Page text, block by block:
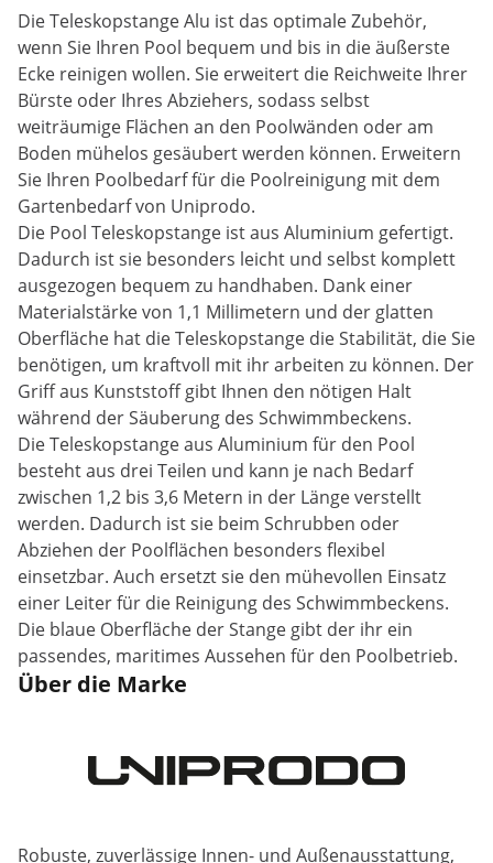
Die Teleskopstange Alu ist das optimale Zubehör,
wenn Sie Ihren Pool bequem und bis in die äußerste
Ecke reinigen wollen. Sie erweitert die Reichweite Ihrer
Bürste oder Ihres Abziehers, sodass selbst
weiträumige Flächen an den Poolwänden oder am
Boden mühelos gesäubert werden können. Erweitern
Sie Ihren Poolbedarf für die Poolreinigung mit dem
Gartenbedarf von Uniprodo.
Die Pool Teleskopstange ist aus Aluminium gefertigt.
Dadurch ist sie besonders leicht und selbst komplett
ausgezogen bequem zu handhaben. Dank einer
Materialstärke von 1,1 Millimetern und der glatten
Oberfläche hat die Teleskopstange die Stabilität, die Sie
benötigen, um kraftvoll mit ihr arbeiten zu können. Der
Griff aus Kunststoff gibt Ihnen den nötigen Halt
während der Säuberung des Schwimmbeckens.
Die Teleskopstange aus Aluminium für den Pool
besteht aus drei Teilen und kann je nach Bedarf
zwischen 1,2 bis 3,6 Metern in der Länge verstellt
werden. Dadurch ist sie beim Schrubben oder
Abziehen der Poolflächen besonders flexibel
einsetzbar. Auch ersetzt sie den mühevollen Einsatz
einer Leiter für die Reinigung des Schwimmbeckens.
Die blaue Oberfläche der Stange gibt der ihr ein
passendes, maritimes Aussehen für den Poolbetrieb.
Über die Marke
Robuste, zuverlässige Innen- und Außenausstattung,